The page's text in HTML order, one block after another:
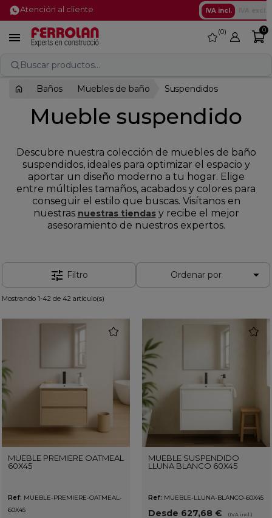
Atención al cliente IVA incl.
 favorite
0 0
Buscar productos...
Baños Muebles de baño Suspendidos
Mueble suspendido
Descubre nuestra colección de muebles de baño
suspendidos, ideales para optimizar el espacio y
aportar un diseño moderno a tu hogar. Elige
entre múltiples tamaños, acabados y colores para
conseguir el estilo que buscas. Visítanos en
nuestras nuestras tiendasy recibe el mejor
asesoramiento de nuestros expertos.
tune Filtro Ordenar por 
Mostrando 1-42 de 42 artículo(s)
MUEBLE PREMIERE OATMEAL
60X45
Ref: MUEBLE-PREMIERE-OATMEAL-
60X45
MUEBLE SUSPENDIDO
LLUNA BLANCO 60X45
Ref: MUEBLE-LLUNA-BLANCO-60X45
Desde 627,68 € (IVA incl.)